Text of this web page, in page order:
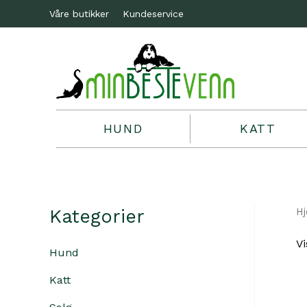
Våre butikker Kundeservice
HUND KATT
Kategorier
Hund
Katt